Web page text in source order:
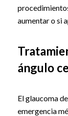
aumentar o si
ángulo
El glaucoma
emergencia